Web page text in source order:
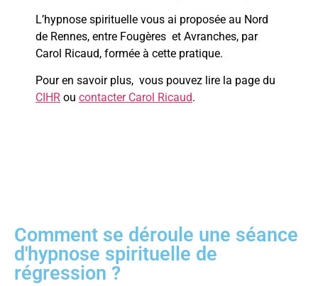
L’hypnose spirituelle vous ai proposée au Nord
de Rennes, entre Fougères et Avranches, par
Carol Ricaud, formée à cette pratique.
Pour en savoir plus, vous pouvez lire la page du
CIHR ou contacter Carol Ricaud.
Comment se déroule une séance
d'hypnose spirituelle de
régression ?